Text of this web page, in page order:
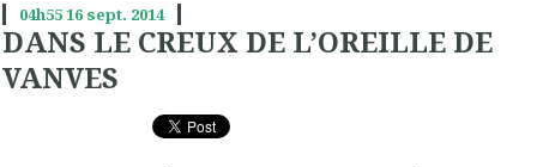
04h5516 sept. 2014
DANS LE CREUX DE L’OREILLE DE
VANVES